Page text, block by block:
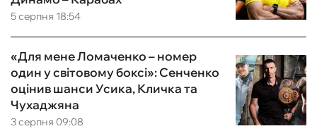
5 серпня 18:54
3 серпня 09:08
«Для мене Ломаченко – номер
один у світовому боксі»: Сенченко
оцінив шанси Усика, Кличка та
Чухаджяна